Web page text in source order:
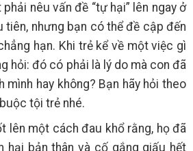
nêu vấn đề “tự hại” lên ngay ở
nhưng bạn có thể đề cập đến
hạn. Khi trẻ kể về một việc gì
hỏi: đó có phải là lý do mà con đã
mình hay không? Bạn hãy hỏi theo
tội trẻ nhé.
lên một cách đau khổ rằng, họ đã
hại bản thân và cố gắng giấu hết